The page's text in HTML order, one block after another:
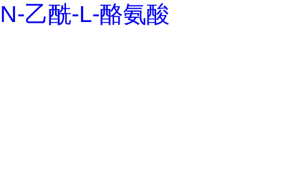
N-乙酰-L-酪氨酸